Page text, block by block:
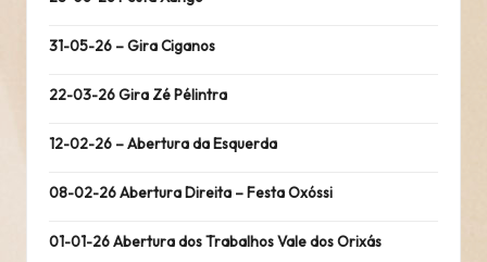
31-05-26 – Gira Ciganos
22-03-26 Gira Zé Pélintra
12-02-26 – Abertura da Esquerda
08-02-26 Abertura Direita – Festa Oxóssi
01-01-26 Abertura dos Trabalhos Vale dos Orixás